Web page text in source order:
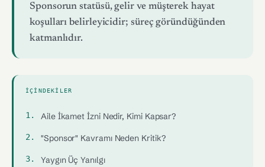
Sponsorun statüsü, gelir ve müşterek hayat
koşulları belirleyicidir; süreç göründüğünden
katmanlıdır.
İÇINDEKILER
Aile İkamet İzni Nedir, Kimi Kapsar?
"Sponsor" Kavramı Neden Kritik?
Yaygın Üç Yanılgı